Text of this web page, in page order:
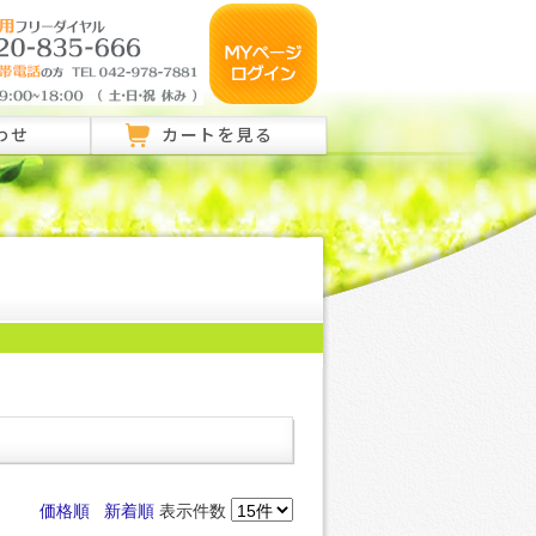
せ
ご相談はこちら
カートを見る
価格順 新着順 表示件数